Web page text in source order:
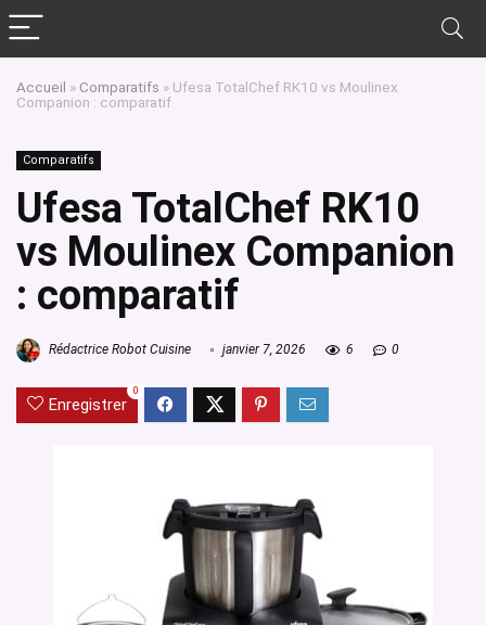
Accueil » Comparatifs » Ufesa TotalChef RK10 vs Moulinex
Companion : comparatif
Comparatifs
Ufesa TotalChef RK10
vs Moulinex Companion
: comparatif
Rédactrice Robot Cuisine janvier 7, 2026 6 0
Enregistrer
0